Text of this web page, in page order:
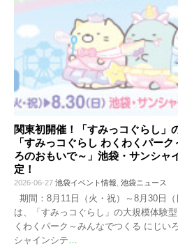
関東初開催！「すみっコぐらし」
「すみっコぐらし わくわくパー
ろのおもいで～」池袋・サンシャ
定！
2026-06-27 池袋イベント情報 池袋ニュース
期間：8月11日（火・祝）～8月30日
は、「すみっコぐらし」の大規模体験
くわくパーク～みんなでつくる にじい
シャインシテ